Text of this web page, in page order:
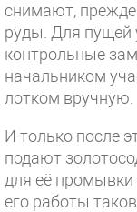
снимают,
руды. Для пущей
контрольные
начальником
лотком вручную.
И только после
подают
для её
его работы